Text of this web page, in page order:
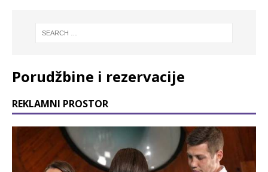
Porudžbine i rezervacije
REKLAMNI PROSTOR